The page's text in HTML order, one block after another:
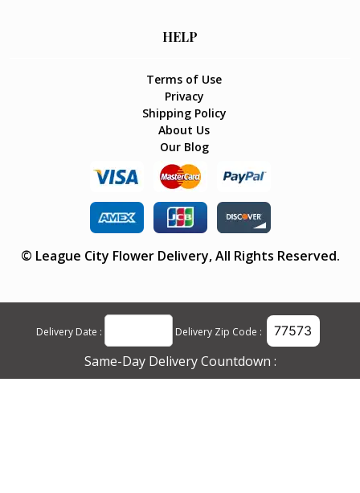
Delivery Date : Delivery Zip Code :
Same-Day Delivery Countdown :
HELP
Terms of Use
Privacy
Shipping Policy
About Us
Our Blog
© League City Flower Delivery, All Rights Reserved.